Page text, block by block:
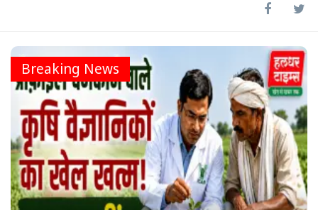
Breaking News